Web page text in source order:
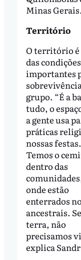
Minas Gerais.
Território
O território é
das
importantes
grupo. “É a
tudo, o
a gente usa
práticas
nossas festas.
Temos o
dentro das
onde estão
enterrados
ancestrais.
terra, não
precisamos
explica